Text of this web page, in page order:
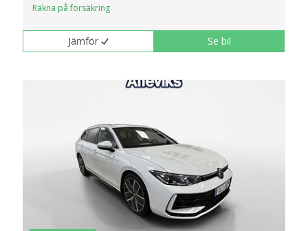
klickar du på Anpassa. Du kan alltid ändra dina
Räkna på försäkring
Jämför Se bil